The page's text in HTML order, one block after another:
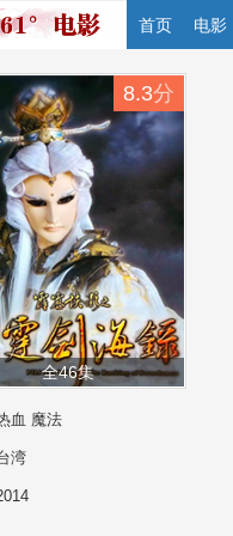
首页 电影
8.3分
全46集
血 魔法
湾